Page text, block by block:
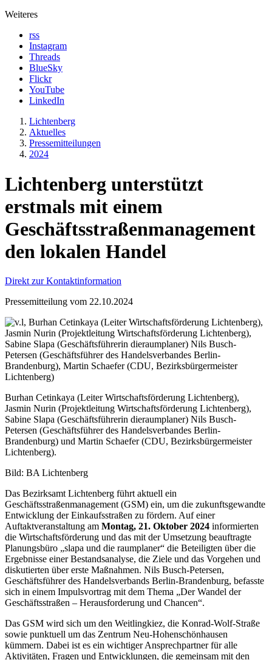
Weiteres
rss
Instagram
Threads
BlueSky
Flickr
YouTube
LinkedIn
Lichtenberg
Aktuelles
Presse­mitteilungen
2024
Lichtenberg unterstützt
erstmals mit einem
Geschäftsstraßenmanagement
den lokalen Handel
Direkt zur Kontaktinformation
Pressemitteilung vom 22.10.2024
Burhan Cetinkaya (Leiter Wirtschaftsförderung Lichtenberg),
Jasmin Nurin (Projektleitung Wirtschaftsförderung Lichtenberg),
Sabine Slapa (Geschäftsführerin dieraumplaner) Nils Busch-
Petersen (Geschäftsführer des Handelsverbandes Berlin-
Brandenburg) und Martin Schaefer (CDU, Bezirksbürgermeister
Lichtenberg).
Bild: BA Lichtenberg
Das Bezirksamt Lichtenberg führt aktuell ein
Geschäftsstraßenmanagement (GSM) ein, um die zukunftsgewandte
Entwicklung der Einkaufsstraßen zu fördern. Auf einer
Auftaktveranstaltung am Montag, 21. Oktober 2024 informierten
die Wirtschaftsförderung und das mit der Umsetzung beauftragte
Planungsbüro „slapa und die raumplaner“ die Beteiligten über die
Ergebnisse einer Bestandsanalyse, die Ziele und das Vorgehen und
diskutierten über erste Maßnahmen. Nils Busch-Petersen,
Geschäftsführer des Handelsverbands Berlin-Brandenburg, befasste
sich in einem Impulsvortrag mit dem Thema „Der Wandel der
Geschäftsstraßen – Herausforderung und Chancen“.
Das GSM wird sich um den Weitlingkiez, die Konrad-Wolf-Straße
sowie punktuell um das Zentrum Neu-Hohenschönhausen
kümmern. Dabei ist es ein wichtiger Ansprechpartner für alle
Aktivitäten, Fragen und Entwicklungen, die gemeinsam mit den